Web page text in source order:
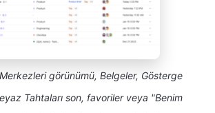
görünümü, Belgeler, Gösterge
Tahtaları son, favoriler veya "Benim